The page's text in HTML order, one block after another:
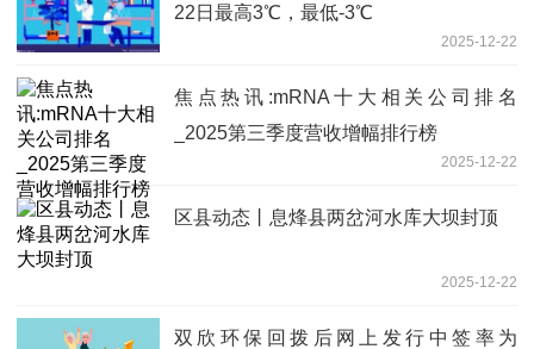
22日最高3℃，最低-3℃
2025-12-22
焦点热讯:mRNA十大相关公司排名
_2025第三季度营收增幅排行榜
2025-12-22
区县动态丨息烽县两岔河水库大坝封顶
2025-12-22
双欣环保回拨后网上发行中签率为